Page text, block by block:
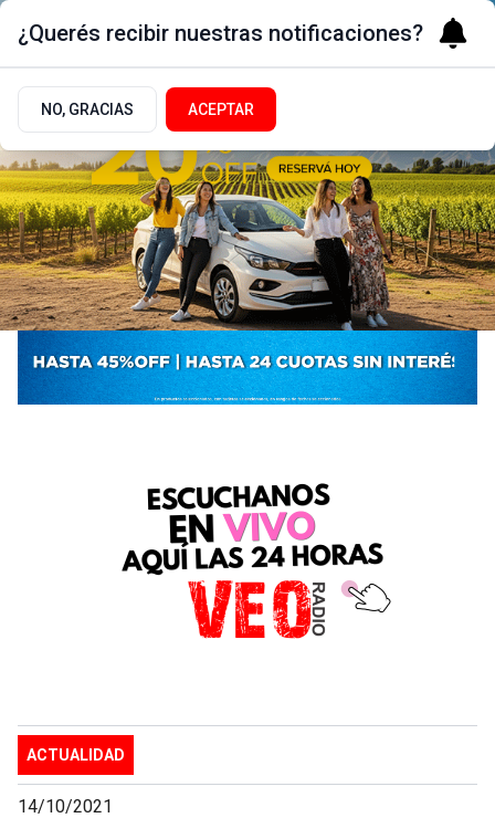
ACTUALIDAD
14/10/2021
¿Querés recibir nuestras notificaciones?
NO, GRACIAS ACEPTAR